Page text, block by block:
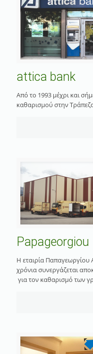
attica bank
Από το 1993 μέχρι και
καθαρισμού στην
Papageorgiou
Η εταιρία Παπαγεωργίου
χρόνια συνεργάζεται
για τον καθαρισμό των